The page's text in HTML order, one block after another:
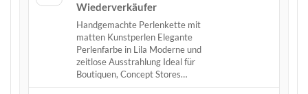
Wiederverkäufer
Handgemachte Perlenkette mit
matten Kunstperlen Elegante
Perlenfarbe in Lila Moderne und
zeitlose Ausstrahlung Ideal für
Boutiquen, Concept Stores…